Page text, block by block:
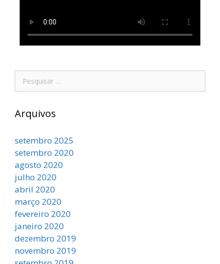
Arquivos
setembro 2025
setembro 2020
agosto 2020
julho 2020
abril 2020
março 2020
fevereiro 2020
janeiro 2020
dezembro 2019
novembro 2019